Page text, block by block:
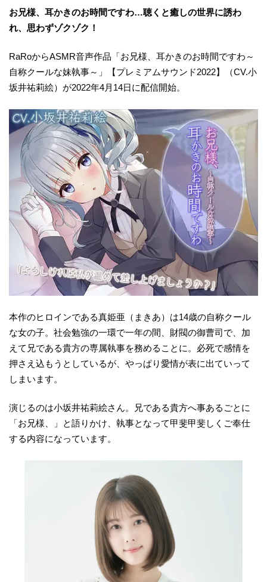
お兄様、耳かきのお時間ですわ…聴くと癒しの世界に誘わ
れ、思わずゾクゾク！
RaRoからASMR音声作品「お兄様、耳かきのお時間ですわ～
自称クールな妹執事～」【プレミアムサウンド2022】（CV.小
坂井祐莉絵）が2022年4月14日に配信開始。
本作のヒロインである真姫亜（まきあ）は14歳の自称クール
な女の子。社会勉強の一環で一年の間、財閥の御曹司で、加
えて兄である貴方の専属執事を務めることに。必死で感情を
押さえ込もうとしているが、やっぱり愛情が表に出ていって
しまいます。
演じるのは小坂井祐莉絵さん。兄である貴方へ事あるごとに
「お兄様、」と語りかけ、執事となって甲斐甲斐しくご奉仕
する内容になっています。